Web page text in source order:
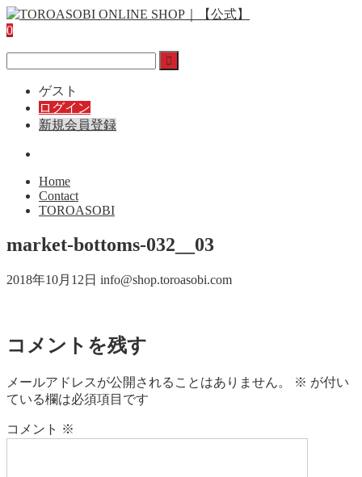
0
ゲスト
ログイン
新規会員登録
Home
Contact
TOROASOBI
market-bottoms-032__03
2018年10月12日 info@shop.toroasobi.com
コメントを残す
メールアドレスが公開されることはありません。 ※ が付い
ている欄は必須項目です
コメント ※